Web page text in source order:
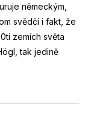
německým,
svědčí i fakt, že
zemích světa
tak jedině